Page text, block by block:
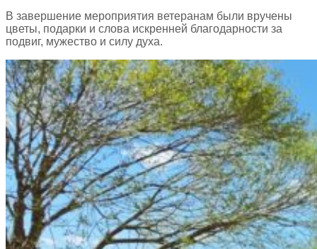
В завершение мероприятия ветеранам были вручены
цветы, подарки и слова искренней благодарности за
подвиг, мужество и силу духа.